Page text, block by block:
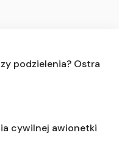
podzielenia? Ostra
cywilnej awionetki